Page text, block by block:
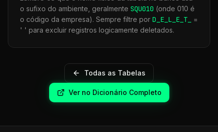
o sufixo do ambiente, geralmente SQU010 (onde 010 é
o código da empresa). Sempre filtre por D_E_L_E_T_
=
' ' para excluir registros logicamente deletados.
Todas as Tabelas
Ver no Dicionário Completo